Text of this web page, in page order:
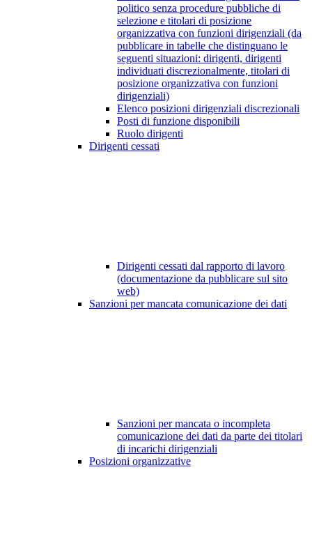
politico senza procedure pubbliche di
selezione e titolari di posizione
organizzativa con funzioni dirigenziali (da
pubblicare in tabelle che distinguano le
seguenti situazioni: dirigenti, dirigenti
individuati discrezionalmente, titolari di
posizione organizzativa con funzioni
dirigenziali)
Elenco posizioni dirigenziali discrezionali
Posti di funzione disponibili
Ruolo dirigenti
Dirigenti cessati
Dirigenti cessati dal rapporto di lavoro
(documentazione da pubblicare sul sito
web)
Sanzioni per mancata comunicazione dei dati
Sanzioni per mancata o incompleta
comunicazione dei dati da parte dei titolari
di incarichi dirigenziali
Posizioni organizzative